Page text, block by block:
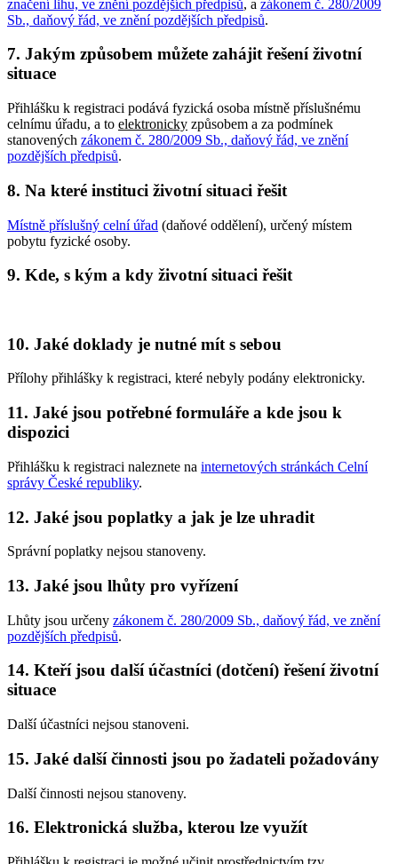
značení lihu, ve znění pozdějších předpisů, a zákonem č. 280/2009
Sb., daňový řád, ve znění pozdějších předpisů.
7. Jakým způsobem můžete zahájit řešení životní
situace
Přihlášku k registraci podává fyzická osoba místně příslušnému
celnímu úřadu, a to elektronicky způsobem a za podmínek
stanovených zákonem č. 280/2009 Sb., daňový řád, ve znění
pozdějších předpisů.
8. Na které instituci životní situaci řešit
Místně příslušný celní úřad (daňové oddělení), určený místem
pobytu fyzické osoby.
9. Kde, s kým a kdy životní situaci řešit
10. Jaké doklady je nutné mít s sebou
Přílohy přihlášky k registraci, které nebyly podány elektronicky.
11. Jaké jsou potřebné formuláře a kde jsou k
dispozici
Přihlášku k registraci naleznete na internetových stránkách Celní
správy České republiky.
12. Jaké jsou poplatky a jak je lze uhradit
Správní poplatky nejsou stanoveny.
13. Jaké jsou lhůty pro vyřízení
Lhůty jsou určeny zákonem č. 280/2009 Sb., daňový řád, ve znění
pozdějších předpisů.
14. Kteří jsou další účastníci (dotčení) řešení životní
situace
Další účastníci nejsou stanoveni.
15. Jaké další činnosti jsou po žadateli požadovány
Další činnosti nejsou stanoveny.
16. Elektronická služba, kterou lze využít